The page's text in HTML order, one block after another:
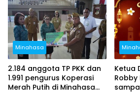
Minahasa
2.184 anggota TP PKK dan
1.991 pengurus Koperasi
Merah Putih di Minahasa
Ketua
Robby